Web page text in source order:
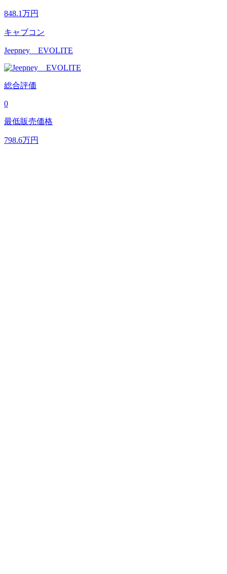
848.1万円
キャブコン
Jeepney EVOLITE
総合評価
0
最低販売価格
798.6万円